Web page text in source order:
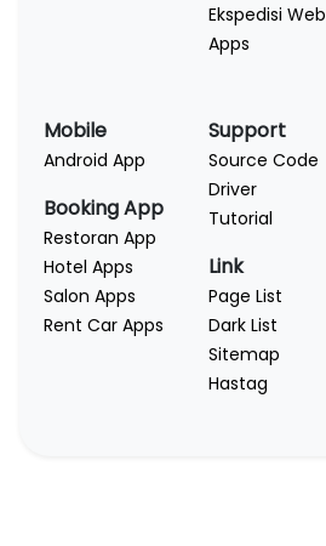
Ekspedisi Web
Apps
Mobile
Android App
Booking App
Restoran App
Hotel Apps
Salon Apps
Rent Car Apps
Support
Source Code
Driver
Tutorial
Link
Page List
Dark List
Sitemap
Hastag